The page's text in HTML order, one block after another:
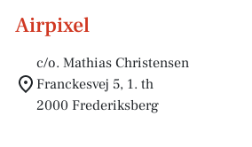
Airpixel
c/o. Mathias Christensen
Franckesvej 5, 1. th
2000 Frederiksberg